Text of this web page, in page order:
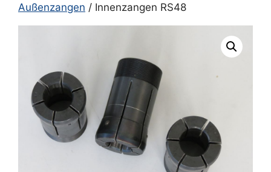
Außenzangen / Innenzangen RS48